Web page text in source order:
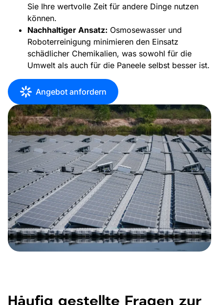
Sie Ihre wertvolle Zeit für andere Dinge nutzen
können.
Nachhaltiger Ansatz: Osmosewasser und
Roboterreinigung minimieren den Einsatz
schädlicher Chemikalien, was sowohl für die
Umwelt als auch für die Paneele selbst besser ist.
Angebot anfordern
Häufig gestellte Fragen zur